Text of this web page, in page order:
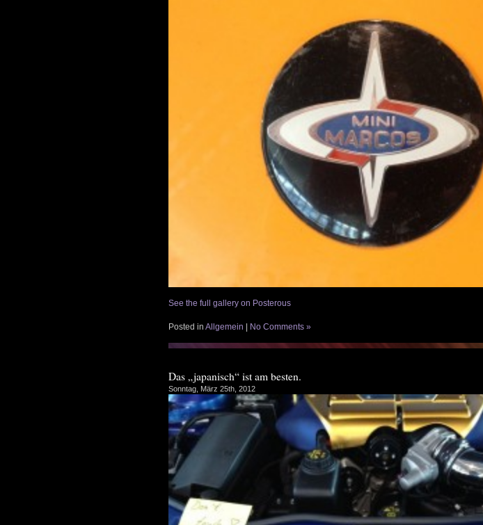
See the full gallery on Posterous
Posted in Allgemein | No Comments »
Das „japanisch“ ist am besten.
Sonntag, März 25th, 2012